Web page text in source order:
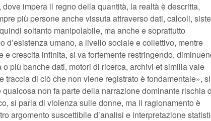
dove impera il regno della quantità, la realtà è descritta,
più persone anche vissuta attraverso dati, calcoli,
soltanto manipolabile, ma anche e soprattutto
d’esistenza umano, a livello sociale e collettivo, mentre
e crescita infinita, si va fortemente restringendo,
più banche dati, motori di ricerca, archivi et similia vale
traccia di ciò che non viene registrato è fondamentale», si
non fa parte della narrazione dominante rischia
si parla di violenza sulle donne, ma il ragionamento è
argomento suscettibile d’analisi e interpretazione